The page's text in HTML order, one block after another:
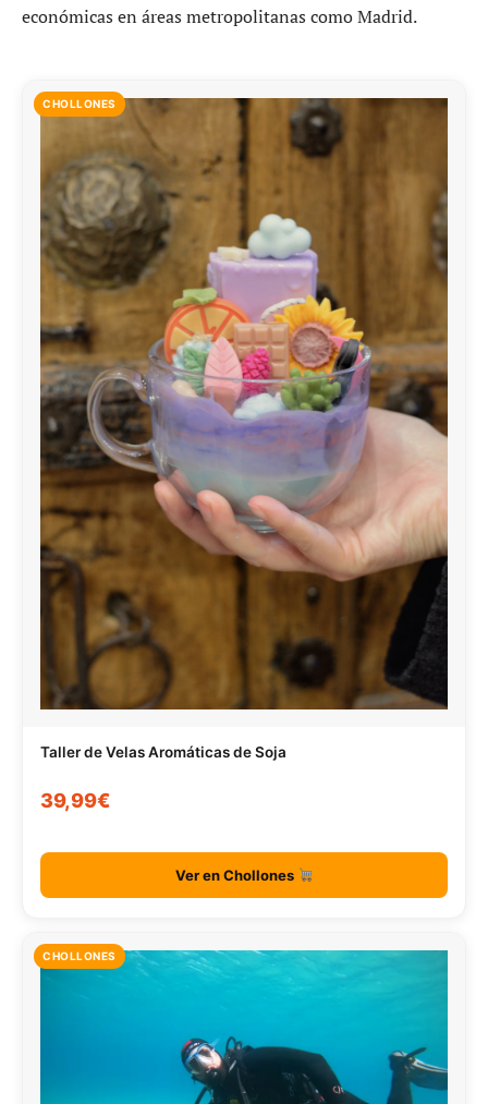
económicas en áreas metropolitanas como Madrid.
CHOLLONES
Taller de Velas Aromáticas de Soja
39,99€
Ver en Chollones
CHOLLONES